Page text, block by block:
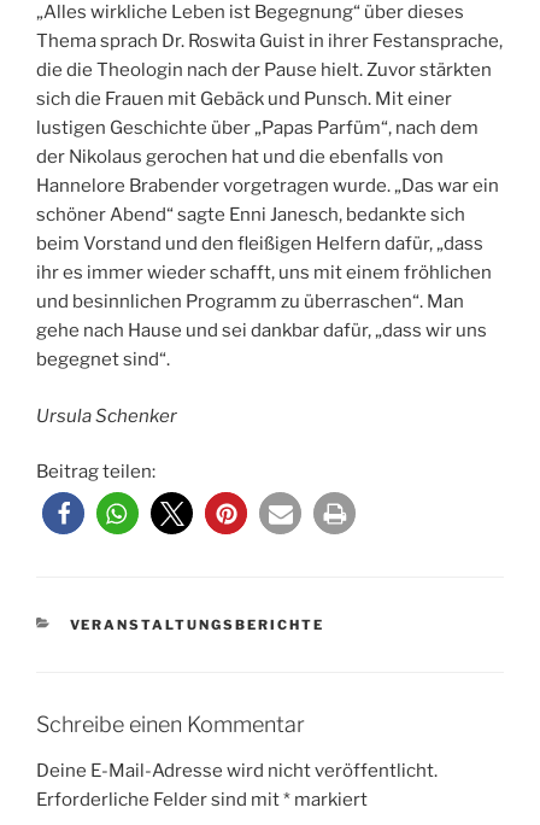
„Alles wirkliche Leben ist Begegnung“ über dieses
Thema sprach Dr. Roswita Guist in ihrer Festansprache,
die die Theologin nach der Pause hielt. Zuvor stärkten
sich die Frauen mit Gebäck und Punsch. Mit einer
lustigen Geschichte über „Papas Parfüm“, nach dem
der Nikolaus gerochen hat und die ebenfalls von
Hannelore Brabender vorgetragen wurde. „Das war ein
schöner Abend“ sagte Enni Janesch, bedankte sich
beim Vorstand und den fleißigen Helfern dafür, „dass
ihr es immer wieder schafft, uns mit einem fröhlichen
und besinnlichen Programm zu überraschen“. Man
gehe nach Hause und sei dankbar dafür, „dass wir uns
begegnet sind“.
Ursula Schenker
Beitrag teilen:
KATEGORIEN
VERANSTALTUNGSBERICHTE
Schreibe einen Kommentar
Deine E-Mail-Adresse wird nicht veröffentlicht.
Erforderliche Felder sind mit* markiert